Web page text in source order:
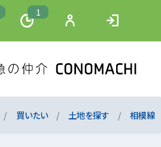
1
買いたい 土地を探す 相模線